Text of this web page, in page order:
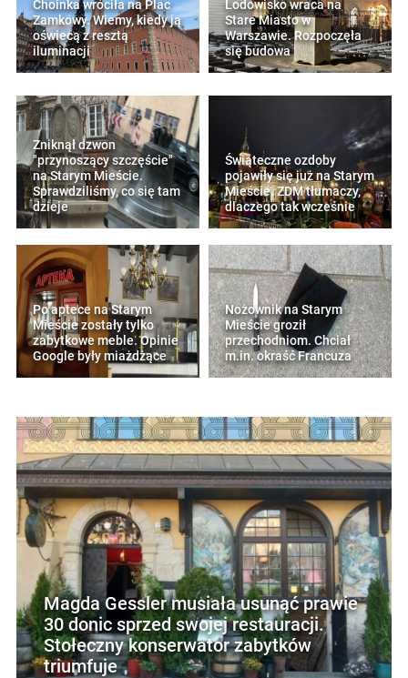
Choinka wróciła na Plac
Zamkowy. Wiemy, kiedy ją
oświecą z resztą
iluminacji
Lodowisko wraca na
Stare Miasto w
Warszawie. Rozpoczęła
się budowa
Zniknął dzwon
"przynoszący szczęście"
na Starym Mieście.
Sprawdziliśmy, co się tam
dzieje
Świąteczne ozdoby
pojawiły się już na Starym
Mieście. ZDM tłumaczy,
dlaczego tak wcześnie
Po aptece na Starym
Mieście zostały tylko
zabytkowe meble. Opinie
Google były miażdżące
Nożownik na Starym
Mieście groził
przechodniom. Chciał
m.in. okraść Francuza
Magda Gessler musiała usunąć prawie
30 donic sprzed swojej restauracji.
Stołeczny konserwator zabytków
triumfuje